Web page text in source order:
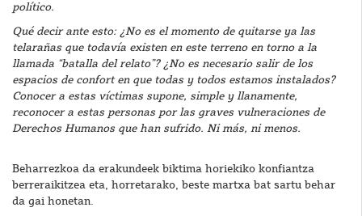
político.
Qué decir ante esto: ¿No es el momento de quitarse ya las
telarañas que todavía existen en este terreno en torno a la
llamada “batalla del relato”? ¿No es necesario salir de los
espacios de confort en que todas y todos estamos instalados?
Conocer a estas víctimas supone, simple y llanamente,
reconocer a estas personas por las graves vulneraciones de
Derechos Humanos que han sufrido. Ni más, ni menos.
Beharrezkoa da erakundeek biktima horiekiko konfiantza
berreraikitzea eta, horretarako, beste martxa bat sartu behar
da gai honetan.